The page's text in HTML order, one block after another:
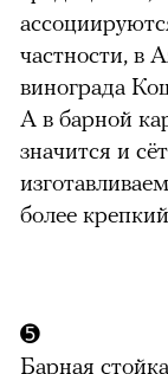
частности, в
винограда
А в барной
значится и
более
➎
Барная